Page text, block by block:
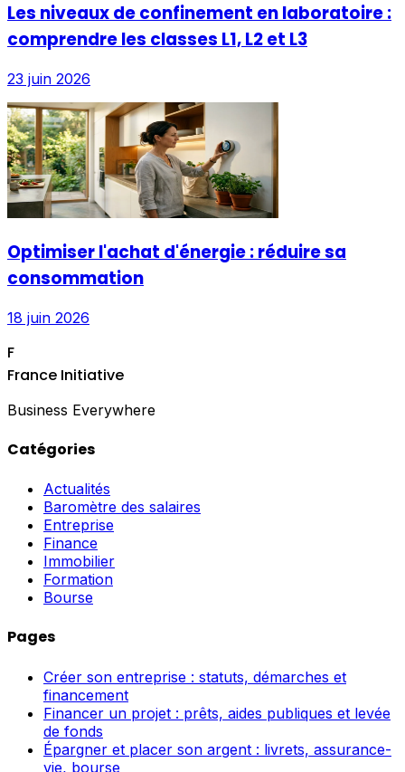
Les niveaux de confinement en laboratoire :
comprendre les classes L1, L2 et L3
23 juin 2026
Optimiser l'achat d'énergie : réduire sa
consommation
18 juin 2026
F
France Initiative
Business Everywhere
Catégories
Actualités
Baromètre des salaires
Entreprise
Finance
Immobilier
Formation
Bourse
Pages
Créer son entreprise : statuts, démarches et
financement
Financer un projet : prêts, aides publiques et levée
de fonds
Épargner et placer son argent : livrets, assurance-
vie, bourse